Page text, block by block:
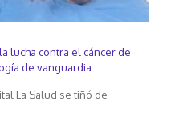
lucha contra el cáncer de
de vanguardia
La Salud se tiñó de